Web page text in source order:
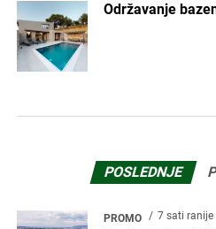
Održavanje
POSLEDNJE
PROMO 7 sati ranije